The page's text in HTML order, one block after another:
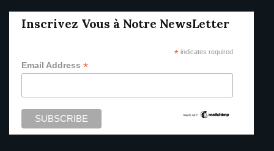
Inscrivez Vous à Notre NewsLetter
*indicates required
Email Address *